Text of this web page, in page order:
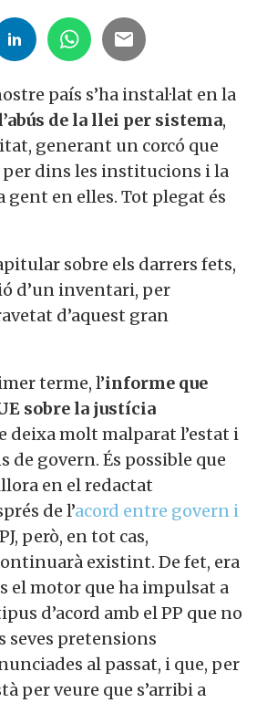
país s’ha instal·lat en la
de la llei per sistema,
generant un corcó que
dins les institucions i la
gent en elles. Tot plegat és
sobre els darrers fets,
d’un inventari, per
d’aquest gran
terme, l’informe que
sobre la justícia
deixa molt malparat l’estat i
govern. És possible que
en el redactat
de l’acord entre govern i
però, en tot cas,
existint. De fet, era
el motor que ha impulsat a
d’acord amb el PP que no
seves pretensions
al passat, i que, per
per veure que s’arribi a